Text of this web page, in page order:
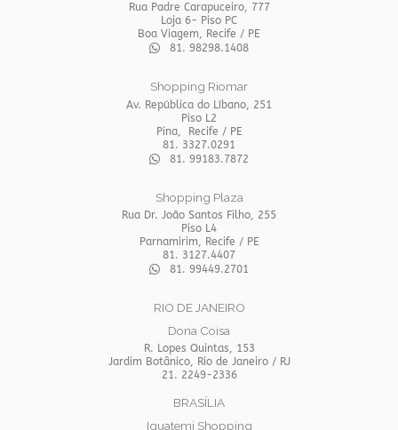
Rua Padre Carapuceiro, 777
Loja 6- Piso PC
Boa Viagem, Recife / PE
81. 98298.1408
Shopping Riomar
Av. República do Líbano, 251
Piso L2
Pina, Recife / PE
81. 3327.0291
81. 99183.7872
Shopping Plaza
Rua Dr. João Santos Filho, 255
Piso L4
Parnamirim, Recife / PE
81. 3127.4407
81. 99449.2701
RIO DE JANEIRO
Dona Coisa
R. Lopes Quintas, 153
Jardim Botânico, Rio de Janeiro / RJ
21. 2249-2336
BRASÍLIA
Iguatemi Shopping